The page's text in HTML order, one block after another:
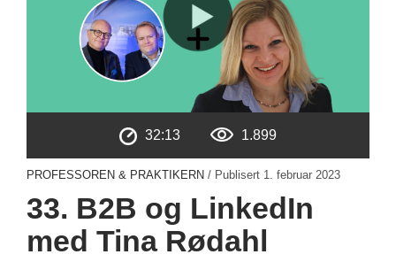
32:13 1.899
PROFESSOREN & PRAKTIKERN / Publisert 1. februar 2023
33. B2B og LinkedIn
med Tina Rødahl